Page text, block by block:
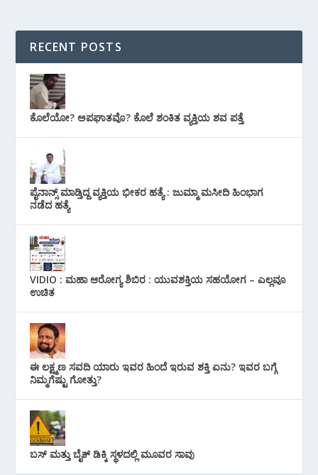
RECENT POSTS
ಕೊಲೆಯೋ? ಅಪಘಾತವೊ? ಕೊಲೆ ಶಂಕಿತ ವ್ಯಕ್ತಿಯ ಶವ ಪತ್ತೆ
ಪೈನಾನ್ಸ್ ಮಾಡ್ತಿದ್ದ ವ್ಯಕ್ತಿಯ ಭೀಕರ‌ ಹತ್ಯೆ : ಜುಮ್ಮಾ ಮಸೀದಿ ಹಿಂಭಾಗ
ನಡೆದ ಹತ್ಯೆ
VIDIO : ಮಹಾ ಆರೋಗ್ಯ ಶಿಬಿರ : ಯುವಶಕ್ತಿಯ ಸಹಯೋಗ – ಎಲ್ಲವೂ
ಉಚಿತ
ಈ ಲಕ್ಷ್ಮಣ ಸವದಿ ಯಾರು ಇವರ ಹಿಂದೆ ಇರುವ ಶಕ್ತಿ ಏನು? ಇವರ ಬಗ್ಗೆ
ನಿಮ್ಮಗೆಷ್ಟು ಗೋತ್ತು?
ಬಸ್ ಮತ್ತು ಬೈಕ್ ಡಿಕ್ಕಿ ಸ್ಥಳದಲ್ಲಿ ಮೂವರ ಸಾವು